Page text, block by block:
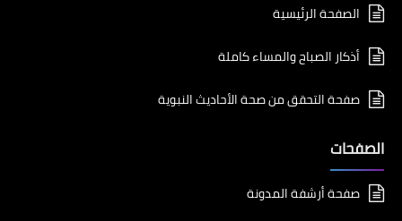
الصفحة الرئيسية
أذكار الصباح والمساء كاملة
صفحة التحقق من صحة الأحاديث النبوية
الصفحات
صفحة أرشفة المدونة